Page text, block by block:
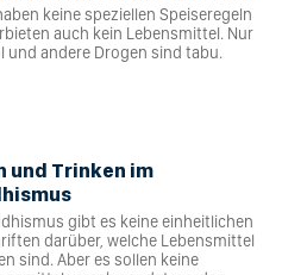
keine speziellen Speiseregeln
auch kein Lebensmittel. Nur
und andere Drogen sind tabu.
und Trinken im
gibt es keine einheitlichen
darüber, welche Lebensmittel
sind. Aber es sollen keine